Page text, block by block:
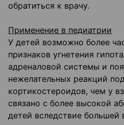
обратиться к врачу.
Применение в педиатрии
У детей возможно более
признаков угнетения
адреналовой системы и
нежелательных реакций
кортикостероидов, чем у
связано с более высокой
детей вследствие